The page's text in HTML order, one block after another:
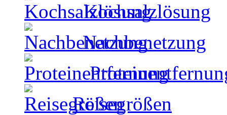
Kochsalzlösung
Nachbenetzung
Reisegrößen